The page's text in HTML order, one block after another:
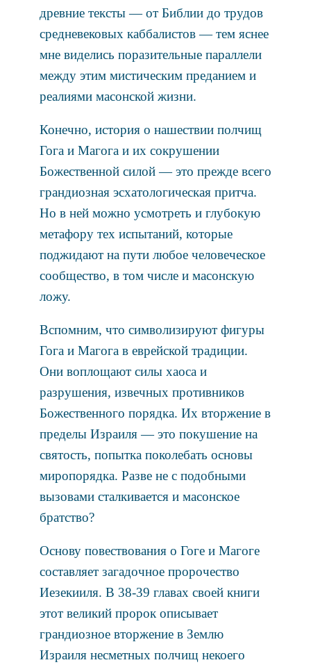
древние тексты — от Библии до трудов
средневековых каббалистов — тем яснее
мне виделись поразительные параллели
между этим мистическим преданием и
реалиями масонской жизни.
Конечно, история о нашествии полчищ
Гога и Магога и их сокрушении
Божественной силой — это прежде всего
грандиозная эсхатологическая притча.
Но в ней можно усмотреть и глубокую
метафору тех испытаний, которые
поджидают на пути любое человеческое
сообщество, в том числе и масонскую
ложу.
Вспомним, что символизируют фигуры
Гога и Магога в еврейской традиции.
Они воплощают силы хаоса и
разрушения, извечных противников
Божественного порядка. Их вторжение в
пределы Израиля — это покушение на
святость, попытка поколебать основы
миропорядка. Разве не с подобными
вызовами сталкивается и масонское
братство?
Основу повествования о Гоге и Магоге
составляет загадочное пророчество
Иезекииля. В 38-39 главах своей книги
этот великий пророк описывает
грандиозное вторжение в Землю
Израиля несметных полчищ некоего